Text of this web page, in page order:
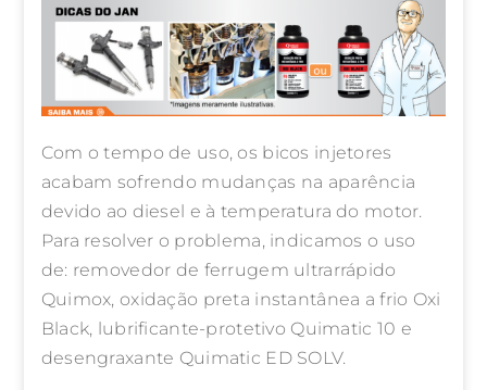
Com o tempo de uso, os bicos injetores
acabam sofrendo mudanças na aparência
devido ao diesel e à temperatura do motor.
Para resolver o problema, indicamos o uso
de: removedor de ferrugem ultrarrápido
Quimox, oxidação preta instantânea a frio Oxi
Black, lubrificante-protetivo Quimatic 10 e
desengraxante Quimatic ED SOLV.